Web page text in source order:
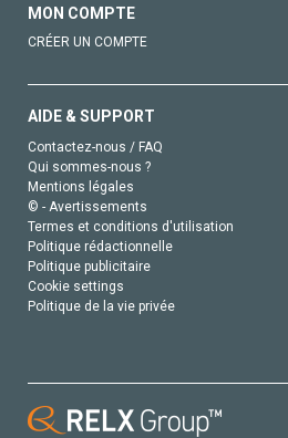
MON COMPTE
CRÉER UN COMPTE
AIDE & SUPPORT
Contactez-nous / FAQ
Qui sommes-nous ?
Mentions légales
© - Avertissements
Termes et conditions d'utilisation
Politique rédactionnelle
Politique publicitaire
Cookie settings
Politique de la vie privée